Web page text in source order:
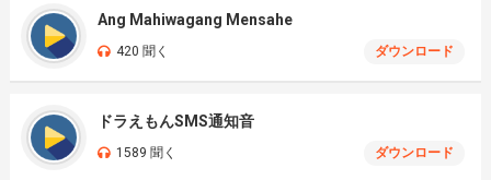
Ang Mahiwagang Mensahe
420 聞く ダウンロード
ドラえもんSMS通知音
1589 聞く ダウンロード